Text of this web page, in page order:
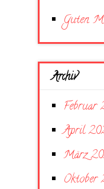
Guten
Archiv
Februar
April
März